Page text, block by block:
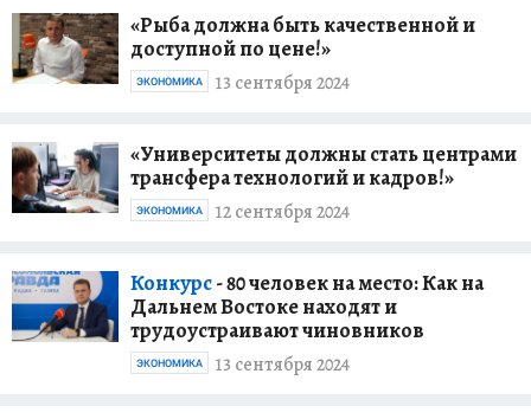
«Рыба должна быть качественной и
доступной по цене!»
13 сентября 2024
ЭКОНОМИКА
«Университеты должны стать центрами
трансфера технологий и кадров!»
12 сентября 2024
ЭКОНОМИКА
Конкурс- 80 человек на место: Как на
Дальнем Востоке находят и
трудоустраивают чиновников
13 сентября 2024
ЭКОНОМИКА